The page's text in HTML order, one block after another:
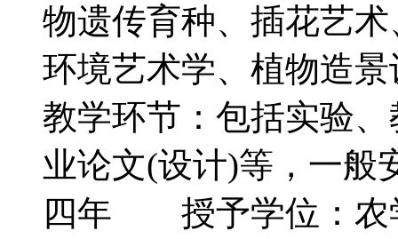
物遗传育种、插花艺
环境艺术学、植物造
教学环节：包括实验
业论文(设计)等，一
四年 授予学位：农